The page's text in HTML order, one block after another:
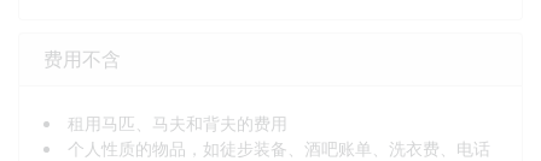
费用不含
租用马匹、马夫和背夫的费用
个人性质的物品，如徒步装备、酒吧账单、洗衣费、电话